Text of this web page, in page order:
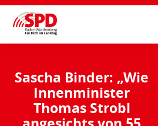
Sascha Binder: „Wie
Innenminister
Thomas Strobl